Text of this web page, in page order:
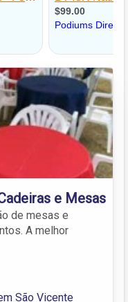
e Mesas
de mesas e
A melhor
São Vicente